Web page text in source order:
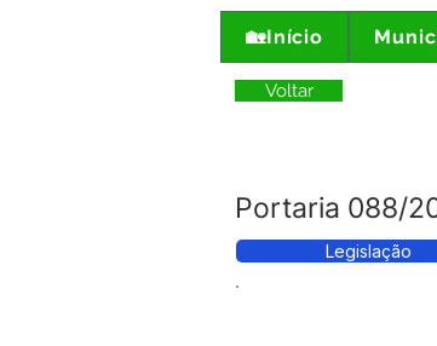
🏡Início
Voltar
Portaria 088/
Legislação